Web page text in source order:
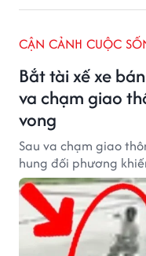
Bắt tài xế xe
va chạm giao
vong
CẬN CẢNH CUỘC
Sau va chạm giao
hung đối phương